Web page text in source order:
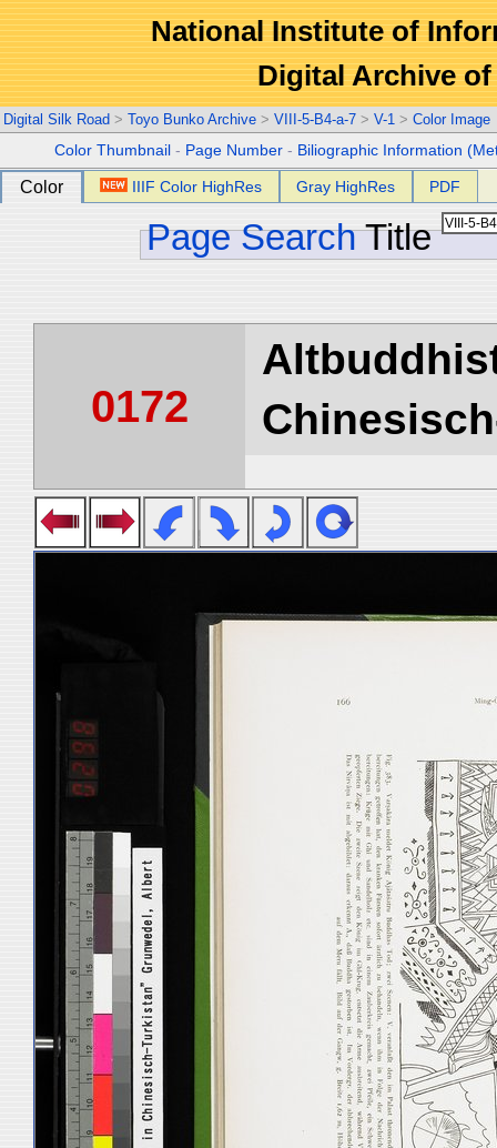
National Institute of
Digital Archive
Digital Silk Road > Toyo Bunko Archive > VIII-5-B4-a-7 > V-1 > Color Image
Color Thumbnail - Page Number - Biliographic Information
Color IIIF Color HighRes Gray HighRes PDF
Page Search Title
0172